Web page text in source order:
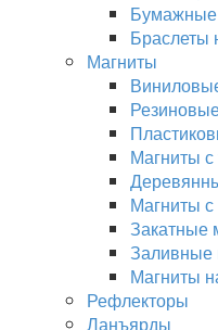
Бумажные
Браслеты
Магниты
Магниты
Магниты с
Закатные
Заливные
Магниты
Рефлекторы
Ланъярды